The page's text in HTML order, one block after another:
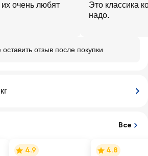
очень любят
Это классика
надо.
отзыв после покупки
Все
4.9 4.8